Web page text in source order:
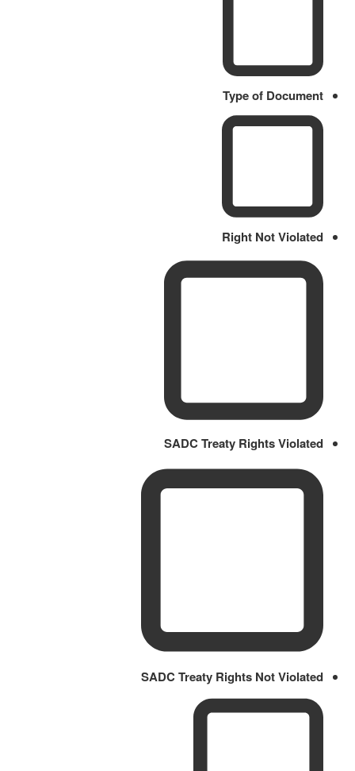
Type of Document
Right Not Violated
SADC Treaty Rights Violated
SADC Treaty Rights Not Violated